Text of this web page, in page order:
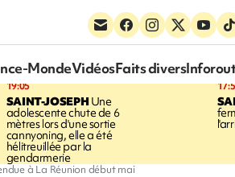
MondeVidéosFaits divers
19:05
SAINT-JOSEPHUne
adolescente chute de 6
mètres lors d'une sortie
cannyoning, elle a été
hélitreuillée par la
gendarmerie
à La Réunion début mai